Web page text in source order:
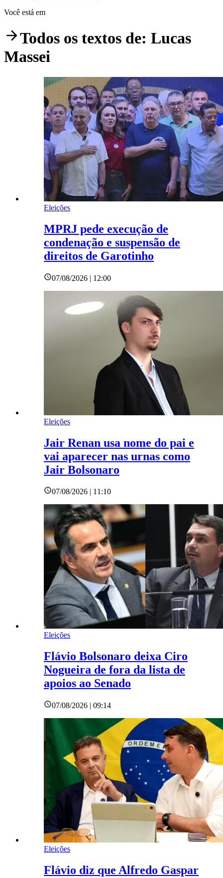
Você está em
Todos os textos de: Lucas
Massei
Eleições
MPRJ pede execução de
condenação e suspensão de
direitos de Garotinho
07/08/2026 | 12:00
Eleições
Jair Renan usa nome do pai e
vai aparecer nas urnas como
Jair Bolsonaro
07/08/2026 | 11:10
Eleições
Flávio Bolsonaro deixa Ciro
Nogueira de fora da lista de
apoios ao Senado
07/08/2026 | 09:14
Eleições
Flávio diz que Alfredo Gaspar